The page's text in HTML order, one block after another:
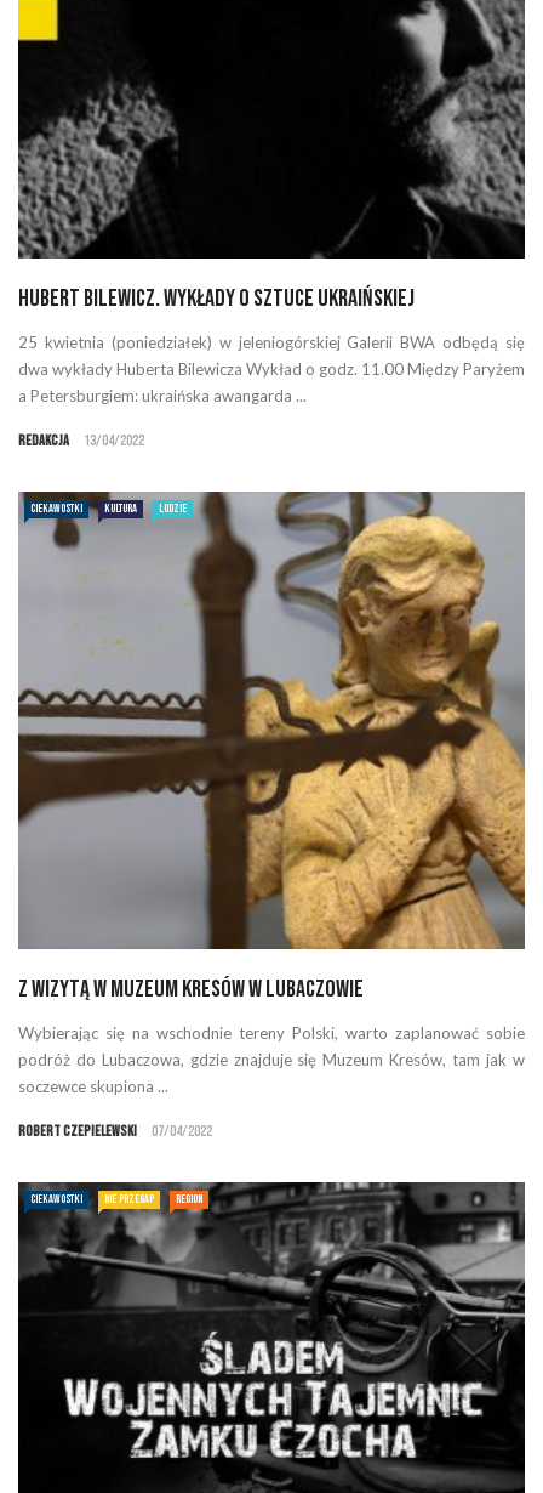
Hubert Bilewicz. Wykłady o sztuce ukraińskiej
25 kwietnia (poniedziałek) w jeleniogórskiej Galerii BWA odbędą się
dwa wykłady Huberta Bilewicza Wykład o godz. 11.00 Między Paryżem
a Petersburgiem: ukraińska awangarda ...
Redakcja 13/04/2022
CIEKAWOSTKI KULTURA LUDZIE
Z wizytą w Muzeum Kresów w Lubaczowie
Wybierając się na wschodnie tereny Polski, warto zaplanować sobie
podróż do Lubaczowa, gdzie znajduje się Muzeum Kresów, tam jak w
soczewce skupiona ...
Robert Czepielewski 07/04/2022
CIEKAWOSTKI NIE PRZEGAP REGION